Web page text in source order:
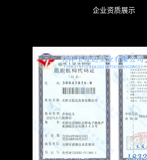
企业资质展示